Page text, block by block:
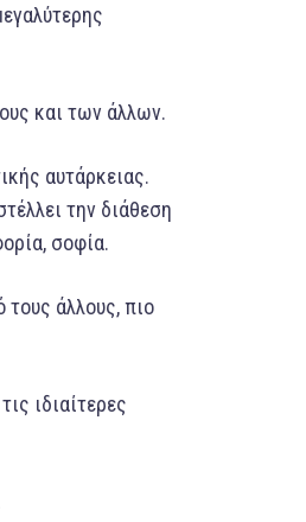
και των άλλων.
αυτάρκειας.
την διάθεση
σοφία.
άλλους, πιο
ιδιαίτερες